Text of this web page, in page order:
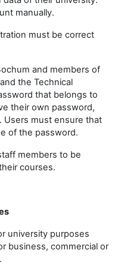
manually.
must be correct
and members of
the Technical
that belongs to
their own password,
Users must ensure that
of the password.
members to be
courses.
university purposes
business, commercial or